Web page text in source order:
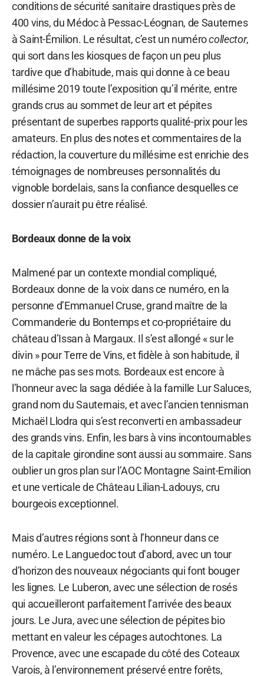
conditions de sécurité sanitaire drastiques près de
400 vins, du Médoc à Pessac-Léognan, de Sauternes
à Saint-Émilion. Le résultat, c’est un numérocollector,
qui sort dans les kiosques de façon un peu plus
tardive que d’habitude, mais qui donne à ce beau
millésime 2019 toute l’exposition qu’il mérite, entre
grands crus au sommet de leur art et pépites
présentant de superbes rapports qualité-prix pour les
amateurs. En plus des notes et commentaires de la
rédaction, la couverture du millésime est enrichie des
témoignages de nombreuses personnalités du
vignoble bordelais, sans la confiance desquelles ce
dossier n’aurait pu être réalisé.
Bordeaux donne de la voix
Malmené par un contexte mondial compliqué,
Bordeaux donne de la voix dans ce numéro, en la
personne d’Emmanuel Cruse, grand maître de la
Commanderie du Bontemps et co-propriétaire du
château d’Issan à Margaux. Il s’est allongé « sur le
divin » pour Terre de Vins, et fidèle à son habitude, il
ne mâche pas ses mots. Bordeaux est encore à
l’honneur avec la saga dédiée à la famille Lur Saluces,
grand nom du Sauternais, et avec l’ancien tennisman
Michaël Llodra qui s’est reconverti en ambassadeur
des grands vins. Enfin, les bars à vins incontournables
de la capitale girondine sont aussi au sommaire. Sans
oublier un gros plan sur l’AOC Montagne Saint-Emilion
et une verticale de Château Lilian-Ladouys, cru
bourgeois exceptionnel.
Mais d’autres régions sont à l’honneur dans ce
numéro. Le Languedoc tout d’abord, avec un tour
d’horizon des nouveaux négociants qui font bouger
les lignes. Le Luberon, avec une sélection de rosés
qui accueilleront parfaitement l’arrivée des beaux
jours. Le Jura, avec une sélection de pépites bio
mettant en valeur les cépages autochtones. La
Provence, avec une escapade du côté des Coteaux
Varois, à l’environnement préservé entre forêts,